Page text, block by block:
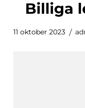
billiga
11 oktober 2023